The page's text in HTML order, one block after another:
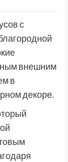
с
внешним
в
декоре.